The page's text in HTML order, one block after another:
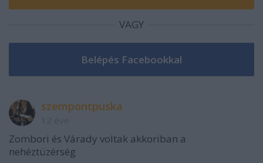
VAGY
szempontpuska
Zombori és Várady voltak akkoriban a
nehéztüzérség